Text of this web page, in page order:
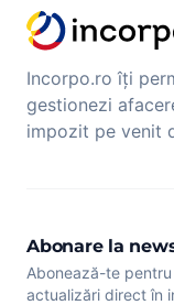
Incorpo.ro îți
gestionezi
impozit pe venit
Abonare la
Abonează-te
actualizări direct în